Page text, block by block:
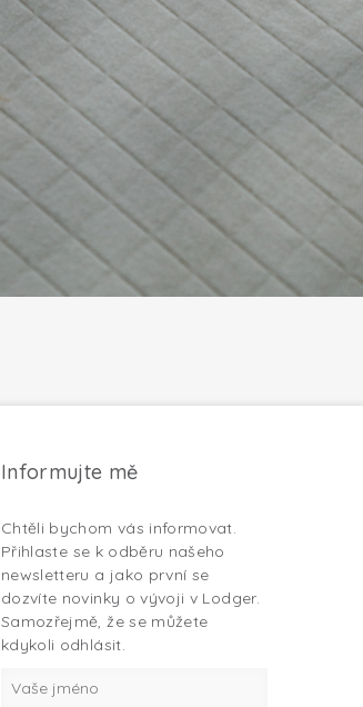
Informujte mě
Chtěli bychom vás informovat.
Přihlaste se k odběru našeho
newsletteru a jako první se
dozvíte novinky o vývoji v Lodger.
Samozřejmě, že se můžete
kdykoli odhlásit.